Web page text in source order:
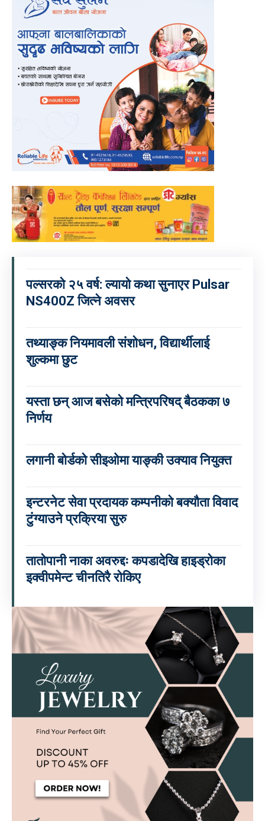
पल्सरको २५ वर्ष: ल्यायो कथा सुनाएर Pulsar
NS400Z जित्ने अवसर
तथ्याङ्क नियमावली संशोधन, विद्यार्थीलाई
शुल्कमा छुट
यस्ता छन् आज बसेको मन्त्रिपरिषद् बैठकका ७
निर्णय
लगानी बोर्डको सीइओमा याङ्की उक्याव नियुक्त
इन्टरनेट सेवा प्रदायक कम्पनीको बक्यौता विवाद
टुंग्याउने प्रक्रिया सुरु
तातोपानी नाका अवरुद्दः कपडादेखि हाइड्रोका
इक्वीपमेन्ट चीनतिरै रोकिए